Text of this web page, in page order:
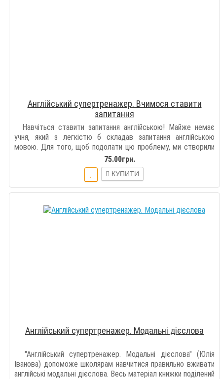
Англійський супертренажер. Вчимося ставити
запитання
Навчіться ставити запитання англійською! Майже немає
учня, який з легкістю б складав запитання англійською
мовою. Для того, щоб подолати цю проблему, ми створили
75.00грн.
КУПИТИ
Англійський супертренажер. Модальні дієслова
"Англійський супертренажер. Модальні дієслова" (Юлія
Іванова) допоможе школярам навчитися правильно вживати
англійські модальні дієслова. Весь матеріал книжки поділений